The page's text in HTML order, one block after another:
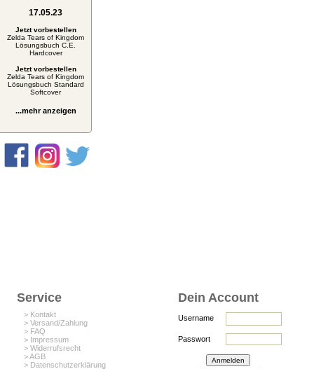
17.05.23
Jetzt vorbestellen
Zelda Tears of Kingdom
Lösungsbuch C.E.
Hardcover
Jetzt vorbestellen
Zelda Tears of Kingdom
Lösungsbuch Standard
Softcover
...mehr anzeigen
Service
> Kontakt
> Versand/Zahlung
> FAQ
> Impressum
> Widerrufsrecht
> AGB
> Datenschutzerklärung
Dein Account
Username
Passwort